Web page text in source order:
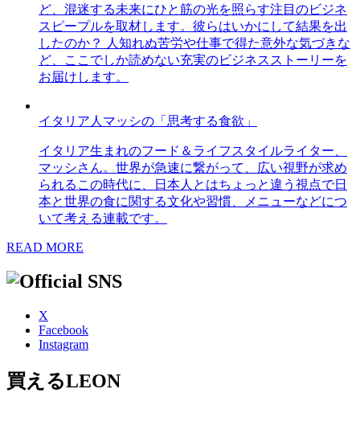
ど、混迷する未来にひと筋の光を照らす注目のビジネ
スピープルを取材します。彼らはいかにして結果を出
したのか？ 人知れぬ苦労や仕事で得た意外な気づきな
ど、ここでしか読めない充実のビジネスストーリーを
お届けします。
イタリア人マッシの「思考する食欲」
イタリア生まれのフード＆ライフスタイルライター、
マッシさん。世界が急速に繋がって、広い視野が求め
られるこの時代に、日本人とはちょっと違う視点で日
本と世界の食に関する文化や習慣、メニューなどにつ
いて考える連載です。
READ MORE
X
Facebook
Instagram
買えるLEON